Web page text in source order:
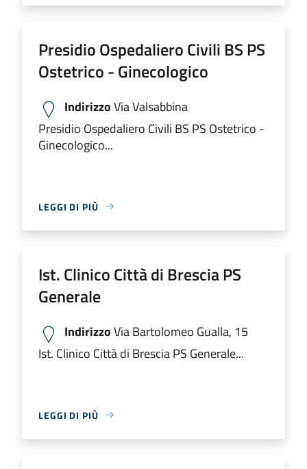
Presidio Ospedaliero Civili BS PS
Ostetrico - Ginecologico
IndirizzoVia Valsabbina
Presidio Ospedaliero Civili BS PS Ostetrico -
Ginecologico...
LEGGI DI PIÙ
Ist. Clinico Città di Brescia PS
Generale
IndirizzoVia Bartolomeo Gualla, 15
Ist. Clinico Città di Brescia PS Generale...
LEGGI DI PIÙ